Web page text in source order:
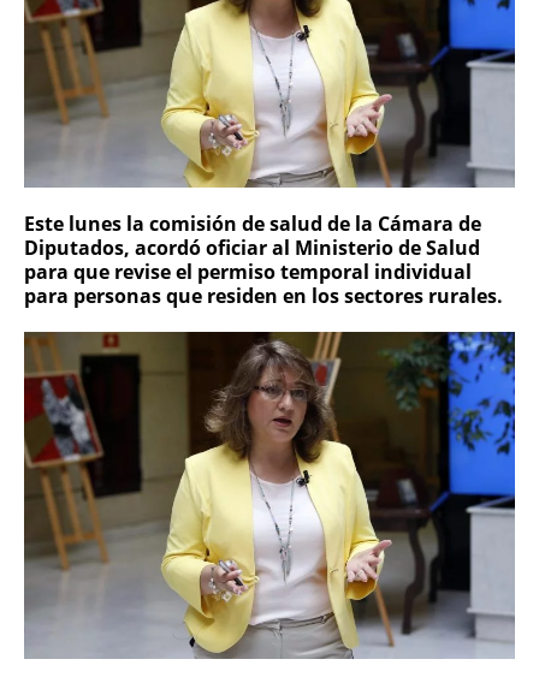
Este lunes la comisión de salud de la Cámara de
Diputados, acordó oficiar al Ministerio de Salud
para que revise el permiso temporal individual
para personas que residen en los sectores rurales.